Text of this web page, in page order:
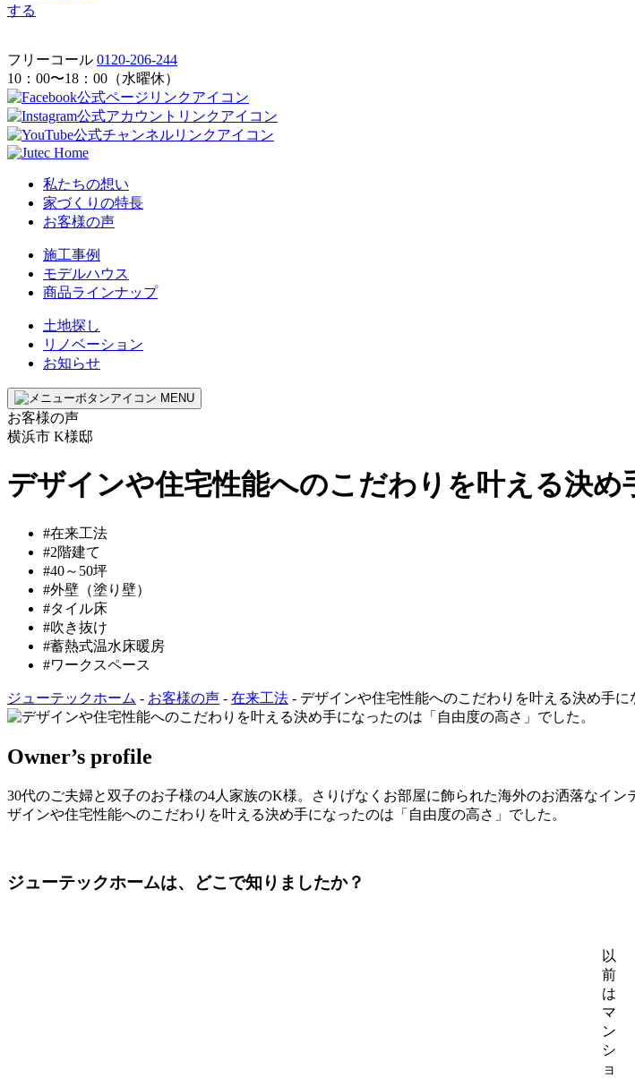
する
フリーコール 0120-206-244
10：00〜18：00（水曜休）
私たちの想い
家づくりの特長
お客様の声
施工事例
モデルハウス
商品ラインナップ
土地探し
リノベーション
お知らせ
MENU
お客様の声
横浜市 K様邸
デザインや住宅性能へのこだわりを叶える決め
#在来工法
#2階建て
#40～50坪
#外壁（塗り壁）
#タイル床
#吹き抜け
#蓄熱式温水床暖房
#ワークスペース
ジューテックホーム - お客様の声 - 在来工法 - デザインや住宅性能へのこだわりを叶える決め手に
Owner’s profile
30代のご夫婦と双子のお子様の4人家族のK様。さりげなくお部屋に飾られた海外のお洒落なイ
ザインや住宅性能へのこだわりを叶える決め手になったのは「自由度の高さ」でした。
ジューテックホームは、どこで知りましたか？
以
前
は
マ
ン
シ
ョ